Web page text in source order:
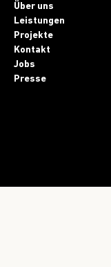
Über uns
Leistungen
Projekte
Kontakt
Jobs
Presse